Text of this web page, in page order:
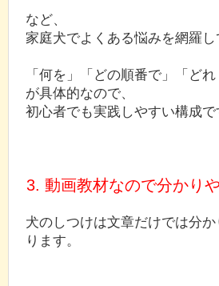
など、
家庭犬でよくある悩みを網羅し
「何を」「どの順番で」「どれ
が具体的なので、
初心者でも実践しやすい構成で
3. 動画教材なので分かり
犬のしつけは文章だけでは分
ります。